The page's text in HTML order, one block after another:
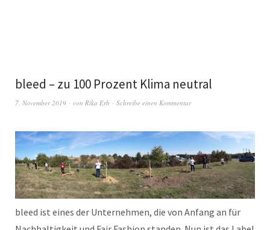
bleed – zu 100 Prozent Klima neutral
7. November 2019 von Rika Erb Schreibe einen Kommentar
bleed ist eines der Unternehmen, die von Anfang an für